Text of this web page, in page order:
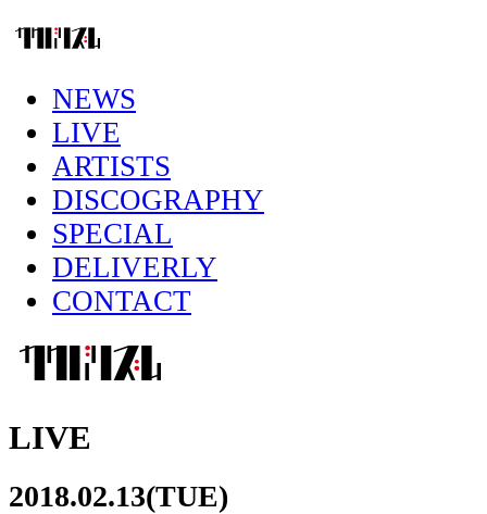
NEWS
LIVE
ARTISTS
DISCOGRAPHY
SPECIAL
DELIVERLY
CONTACT
LIVE
2018.02.13(TUE)